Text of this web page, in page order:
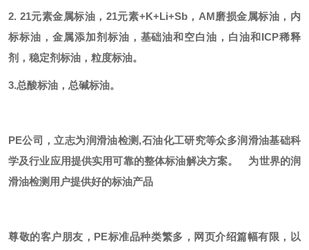
2. 21元素金属标油，21元素+K+Li+Sb，AM磨损金属标油，内
标标油，金属添加剂标油，基础油和空白油，白油和ICP稀释
剂，稳定剂标油，粒度标油。
3.总酸标油，总碱标油。
PE公司，立志为润滑油检测,石油化工研究等众多润滑油基础科
学及行业应用提供实用可靠的整体标油解决方案。
为世界的润
滑油检测用户提供好的标油产品
尊敬的客户朋友， PE标准品种类繁多，网页介绍篇幅有限，以